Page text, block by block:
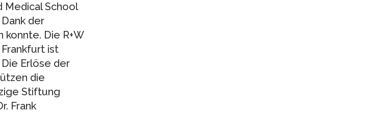
Medical School
der
Die R+W
ist
Erlöse der
die
Stiftung
Frank